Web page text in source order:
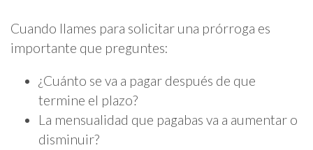
Cuando llames para solicitar una prórroga es
importante que preguntes:
¿Cuánto se va a pagar después de que
termine el plazo?
La mensualidad que pagabas va a aumentar o
disminuir?